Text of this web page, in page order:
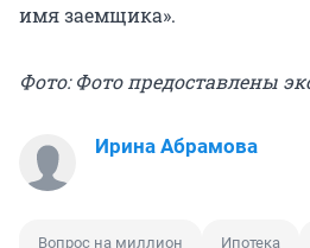
имя заемщика».
Фото: Фото предоставлены
Ирина Абрамова
Вопрос на миллион Ипотека